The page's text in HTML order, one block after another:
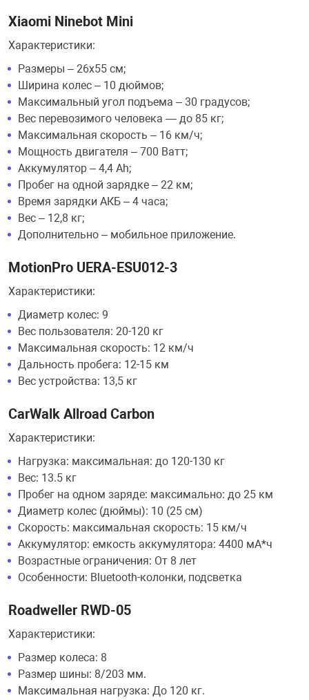
Xiaomi Ninebot Mini
Характеристики:
Размеры – 26х55 см;
Ширина колес – 10 дюймов;
Максимальный угол подъема – 30 градусов;
Вес перевозимого человека — до 85 кг;
Максимальная скорость – 16 км/ч;
Мощность двигателя – 700 Ватт;
Аккумулятор – 4,4 Ah;
Пробег на одной зарядке – 22 км;
Время зарядки АКБ – 4 часа;
Вес – 12,8 кг;
Дополнительно – мобильное приложение.
MotionPro UERA-ESU012-3
Характеристики:
Диаметр колес: 9
Вес пользователя: 20-120 кг
Максимальная скорость: 12 км/ч
Дальность пробега: 12-15 км
Вес устройства: 13,5 кг
CarWalk Allroad Carbon
Характеристики:
Нагрузка: максимальная: до 120-130 кг
Вес: 13.5 кг
Пробег на одном заряде: максимально: до 25 км
Диаметр колес (дюймы): 10 (25 см)
Скорость: максимальная скорость: 15 км/ч
Аккумулятор: емкость аккумулятора: 4400 мА*ч
Возрастные ограничения: От 8 лет
Особенности: Bluetooth-колонки, подсветка
Roadweller RWD-05
Характеристики:
Размер колеса: 8
Размер шины: 8/203 мм.
Максимальная нагрузка: До 120 кг.